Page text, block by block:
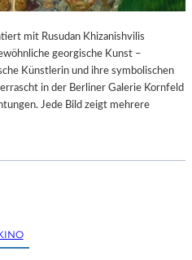
mit Rusudan Khizanishvilis
georgische Kunst –
Künstlerin und ihre symbolischen
in der Berliner Galerie Kornfeld
Jede Bild zeigt mehrere